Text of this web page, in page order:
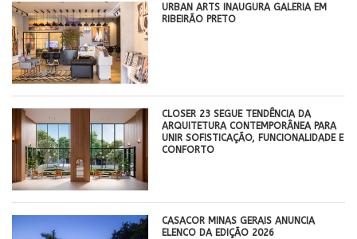
​URBAN ARTS INAUGURA GALERIA EM
RIBEIRÃO PRETO
CLOSER 23 SEGUE TENDÊNCIA DA
ARQUITETURA CONTEMPORÂNEA PARA
UNIR SOFISTICAÇÃO, FUNCIONALIDADE E
CONFORTO
CASACOR MINAS GERAIS ANUNCIA
ELENCO DA EDIÇÃO 2026